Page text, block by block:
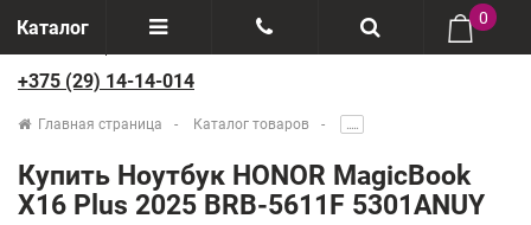
Каталог
Отзывы
Производители
+375(29) 888-44-44
0
+375 (29) 14-14-014
Главная страница Каталог товаров .....
Купить Ноутбук HONOR MagicBook
X16 Plus 2025 BRB-5611F 5301ANUY